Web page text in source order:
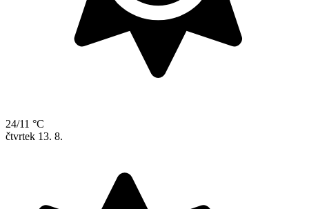
24/11 °C
čtvrtek 13. 8.